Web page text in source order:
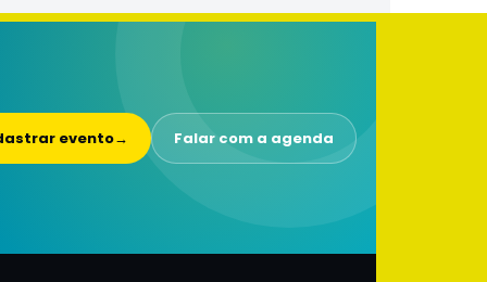
evento→ Falar com a agenda